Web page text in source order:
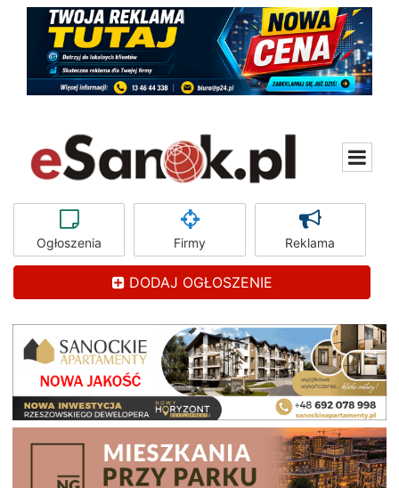
Ogłoszenia Firmy Reklama
DODAJ OGŁOSZENIE